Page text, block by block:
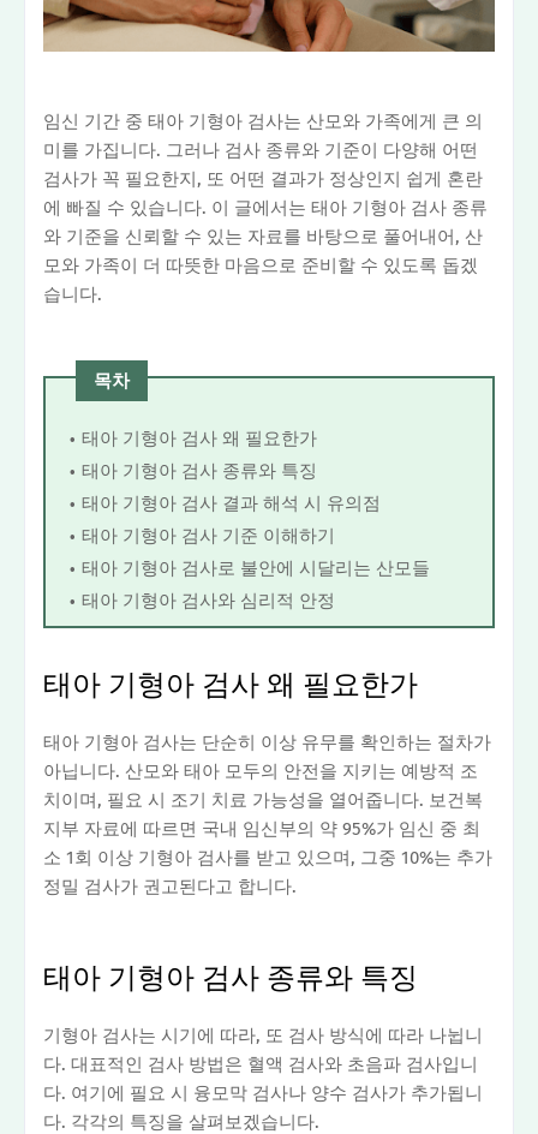
임신 기간 중 태아 기형아 검사는 산모와 가족에게 큰 의
미를 가집니다. 그러나 검사 종류와 기준이 다양해 어떤
검사가 꼭 필요한지, 또 어떤 결과가 정상인지 쉽게 혼란
에 빠질 수 있습니다. 이 글에서는 태아 기형아 검사 종류
와 기준을 신뢰할 수 있는 자료를 바탕으로 풀어내어, 산
모와 가족이 더 따뜻한 마음으로 준비할 수 있도록 돕겠
습니다.
목차
태아 기형아 검사 왜 필요한가
태아 기형아 검사 종류와 특징
태아 기형아 검사 결과 해석 시 유의점
태아 기형아 검사 기준 이해하기
태아 기형아 검사로 불안에 시달리는 산모들
태아 기형아 검사와 심리적 안정
태아 기형아 검사 왜 필요한가
태아 기형아 검사는 단순히 이상 유무를 확인하는 절차가
아닙니다. 산모와 태아 모두의 안전을 지키는 예방적 조
치이며, 필요 시 조기 치료 가능성을 열어줍니다. 보건복
지부 자료에 따르면 국내 임신부의 약 95%가 임신 중 최
소 1회 이상 기형아 검사를 받고 있으며, 그중 10%는 추가
정밀 검사가 권고된다고 합니다.
태아 기형아 검사 종류와 특징
기형아 검사는 시기에 따라, 또 검사 방식에 따라 나뉩니
다. 대표적인 검사 방법은 혈액 검사와 초음파 검사입니
다. 여기에 필요 시 융모막 검사나 양수 검사가 추가됩니
다. 각각의 특징을 살펴보겠습니다.